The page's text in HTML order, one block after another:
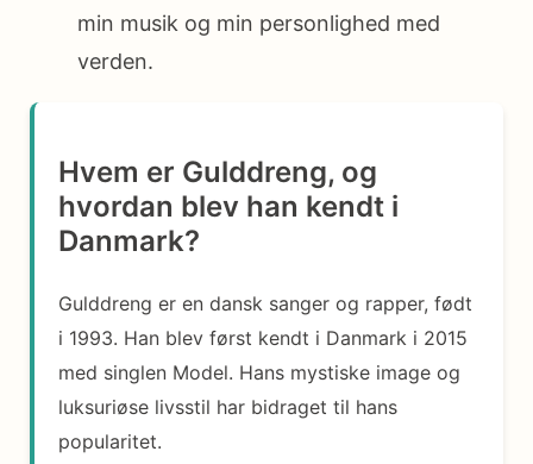
min musik og min personlighed med
verden.
Hvem er Gulddreng, og
hvordan blev han kendt i
Danmark?
Gulddreng er en dansk sanger og rapper, født
i 1993. Han blev først kendt i Danmark i 2015
med singlen Model. Hans mystiske image og
luksuriøse livsstil har bidraget til hans
popularitet.